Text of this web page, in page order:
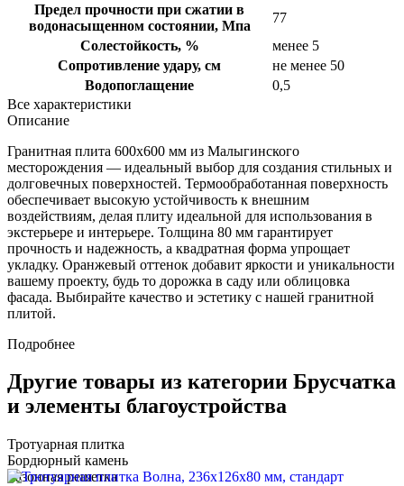
Предел прочности при сжатии в
водонасыщенном состоянии, Мпа
77
Солестойкость, %
менее 5
Сопротивление удару, см
не менее 50
Водопоглащение
0,5
Все характеристики
Описание
Гранитная плита 600х600 мм из Малыгинского
месторождения — идеальный выбор для создания стильных и
долговечных поверхностей. Термообработанная поверхность
обеспечивает высокую устойчивость к внешним
воздействиям, делая плиту идеальной для использования в
экстерьере и интерьере. Толщина 80 мм гарантирует
прочность и надежность, а квадратная форма упрощает
укладку. Оранжевый оттенок добавит яркости и уникальности
вашему проекту, будь то дорожка в саду или облицовка
фасада. Выбирайте качество и эстетику с нашей гранитной
плитой.
Подробнее
Другие товары из категории Брусчатка
и элементы благоустройства
Тротуарная плитка
Бордюрный камень
Газонная решетка